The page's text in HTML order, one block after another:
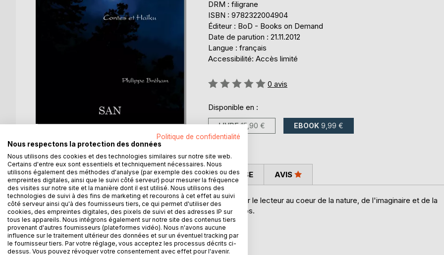
DRM : filigrane
ISBN : 9782322004904
Éditeur : BoD - Books on Demand
Date de parution : 21.11.2012
Langue : français
Accessibilité: Accès limité
Évaluation:
0 avis
Disponible en :
LIVRE 15,90 € EBOOK 9,99 €
DESCRIPTION
Au fil de ces contes et haïku, puisse ce recueil transporter le lecteur au coeur de la nature, de l'imaginaire et de la
poésie, dans un voyage situé hors de l'espace et du temps.
Au fil de ces pages
Dans le vent du temps qui passe
Feuilles envolées...
AUTEUR(S) CRITIQUES PRESSE AVIS
Politique de confidentialité
Nous respectons la protection des données
Nous utilisons des cookies et des technologies similaires sur notre site web.
Certains d'entre eux sont essentiels et techniquement nécessaires. Nous
utilisons également des méthodes d'analyse (par exemple des cookies ou des
empreintes digitales, ainsi que le suivi côté serveur) pour mesurer la fréquence
des visites sur notre site et la manière dont il est utilisé. Nous utilisons des
technologies de suivi à des fins de marketing et recourons à cet effet au suivi
côté serveur ainsi qu'à des fournisseurs tiers, ce qui permet d'utiliser des
cookies, des empreintes digitales, des pixels de suivi et des adresses IP sur
tous les appareils. Nous intégrons également sur notre site des contenus tiers
provenant d'autres fournisseurs (plateformes vidéo). Nous n'avons aucune
influence sur le traitement ultérieur des données et sur un éventuel tracking par
le fournisseur tiers. Par votre réglage, vous acceptez les processus décrits ci-
dessus. Vous pouvez révoquer votre consentement avec effet pour l'avenir.